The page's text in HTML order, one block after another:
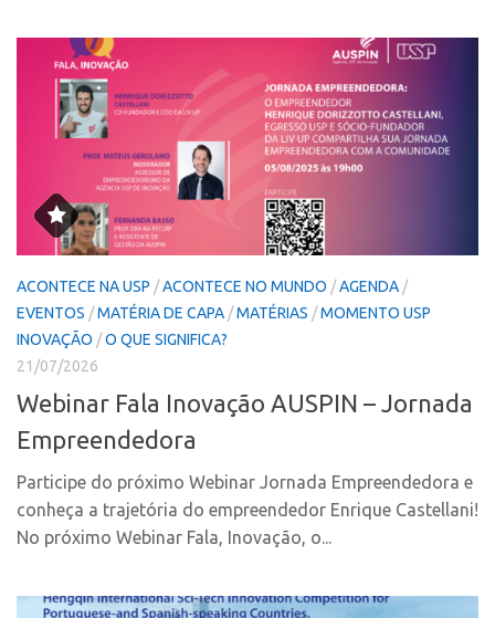
Premiações
Edição 2025
Edição 2021
Edição 2019
Edição 2017
Inovação em Números
Portal do Inventor
Hub USP Inovação
Portal de Atendimento
Softwares
Desenho Industrial
Comunicação
Eventos
Agenda AUSPIN
Fala Inovação
Premiações
Edição 2025
Edição 2021
Inovação em Números
Portal do Inventor
Hub USP Inovação
Portal de Atendimento
Formas de Proteção
ACONTECE NA USP /ACONTECE NO MUNDO /AGENDA /
EVENTOS /MATÉRIA DE CAPA /MATÉRIAS /MOMENTO USP
INOVAÇÃO /O QUE SIGNIFICA?
21/07/2026
Webinar Fala Inovação AUSPIN – Jornada
Empreendedora
Participe do próximo Webinar Jornada Empreendedora e
conheça a trajetória do empreendedor Enrique Castellani!
No próximo Webinar Fala, Inovação, o...